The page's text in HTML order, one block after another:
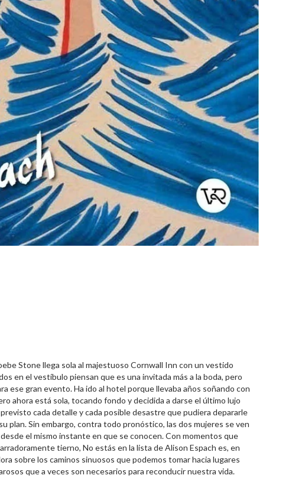
Stone llega sola al majestuoso Cornwall Inn con un vestido
en el vestíbulo piensan que es una invitada más a la boda, pero
ese gran evento. Ha ido al hotel porque llevaba años soñando con
ahora está sola, tocando fondo y decidida a darse el último lujo
cada detalle y cada posible desastre que pudiera depararle
plan. Sin embargo, contra todo pronóstico, las dos mujeres se ven
el mismo instante en que se conocen. Con momentos que
tierno, No estás en la lista de Alison Espach es, en
sobre los caminos sinuosos que podemos tomar hacia lugares
que a veces son necesarios para reconducir nuestra vida.